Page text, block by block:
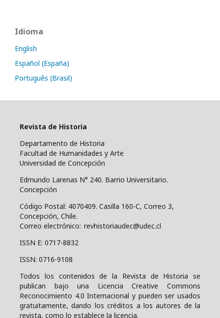
Idioma
English
Español (España)
Português (Brasil)
Revista de Historia
Departamento de Historia
Facultad de Humanidades y Arte
Universidad de Concepción
Edmundo Larenas N° 240. Barrio Universitario.
Concepción
Código Postal: 4070409. Casilla 160-C, Correo 3,
Concepción, Chile.
Correo electrónico: revhistoriaudec@udec.cl
ISSN E: 0717-8832
ISSN: 0716-9108
Todos los contenidos de la Revista de Historia se
publican bajo una
Licencia Creative Commons
Reconocimiento 4.0 Internacional y pueden ser usados
gratuitamente, dando los créditos a los autores de la
revista, como lo establece la licencia.